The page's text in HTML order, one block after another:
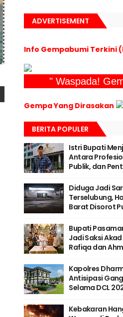
ADVERTISEMENT
Info Gempabumi Terkini
"
Gempa Yang Dirasakan
BERITA POPULER
Istri Bupati
Antara
Publik, dan
Diduga Jadi
Terselubung,
Barat Disorot
Bupati
Jadi Saksi
Rafiqa dan
Kapolres
Antisipasi
Selama DCL
Kebakaran